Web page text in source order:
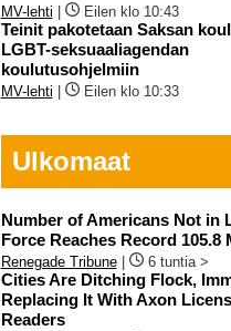
MV-lehti Eilen klo 10:43
Teinit pakotetaan Saksan
LGBT-seksuaaliagendan
koulutusohjelmiin
MV-lehti Eilen klo 10:33
Ulkomaat
Number of Americans Not in
Force Reaches Record 105.8
Renegade Tribune| 6 tuntia >
Cities Are Ditching Flock,
Replacing It With Axon
Readers